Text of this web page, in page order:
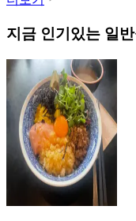
지금 인기있는 일